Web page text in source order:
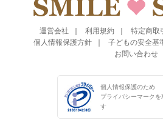
運営会社 利用規約
特定商取
個人情報保護方針
子どもの安全基
お問い合わせ
個人情報保護のため
プライバシーマークを
す